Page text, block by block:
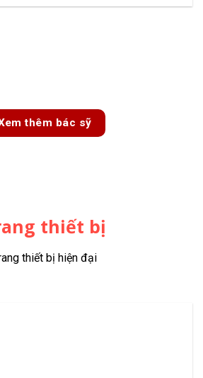
thêm bác sỹ
thiết bị
thiết bị hiện đại